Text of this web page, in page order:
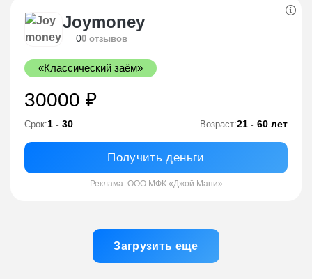
Joymoney
00 отзывов
«Классический заём»
30000 ₽
Срок:1 - 30 Возраст:21 - 60 лет
Получить деньги
Реклама: ООО МФК «Джой Мани»
Загрузить еще